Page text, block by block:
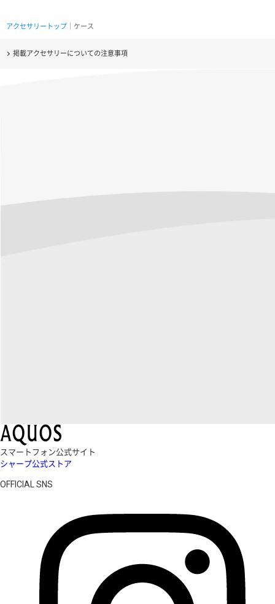
アクセサリートップ ｜ケース
掲載アクセサリーについての注意事項
スマートフォン公式サイト
シャープ公式ストア
OFFICIAL SNS